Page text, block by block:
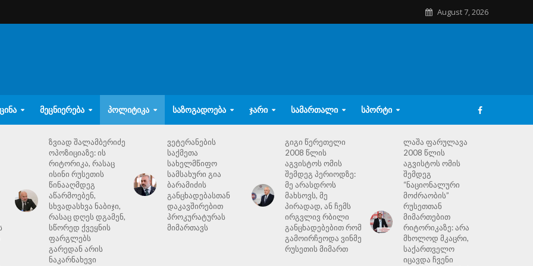
August 7, 2026
ᲛᲔᲪᲜᲘᲔᲠᲔᲑᲐ ᲞᲝᲚᲘᲢᲘᲙᲐ ᲡᲐᲖᲝᲒᲐᲓᲝᲔᲑᲐ ᲯᲐᲠᲘ ᲡᲐᲛᲐᲠᲗᲐᲚᲘ ᲡᲞᲝᲠᲢᲘ
ზვიად შალამბერიძე
ოპოზიციაზე: ის
რიტორიკა, რასაც
ისინი რუსეთის
წინააღმდეგ
აწარმოებენ,
სხვადასხვა ნაბიჯი,
რასაც დღეს დგამენ,
სწორედ ქვეყნის
ფარგლებს
გარედან არის
ნაკარნახევი
ვეტერანების
საქმეთა
სახელმწიფო
სამსახური გია
ბარამიძის
განცხადებასთან
დაკავშირებით
პროკურატურას
მიმართავს
გიგი წერეთელი
2008 წლის
აგვისტოს ომის
შემდეგ პერიოდზე:
მე არასდროს
მახსოვს, მე
პირადად, ან ჩემს
ირგვლივ რბილი
განცხადებებით რომ
გამოირჩეოდა ვინმე
რუსეთის მიმართ
ლაშა ფარულავა
2008 წლის
აგვისტოს ომის
შემდეგ
“ნაციონალური
მოძრაობის”
რუსეთთან
მიმართებით
რიტორიკაზე: არა
მხოლოდ მკაცრი,
საქართველო
იცავდა ჩვენი